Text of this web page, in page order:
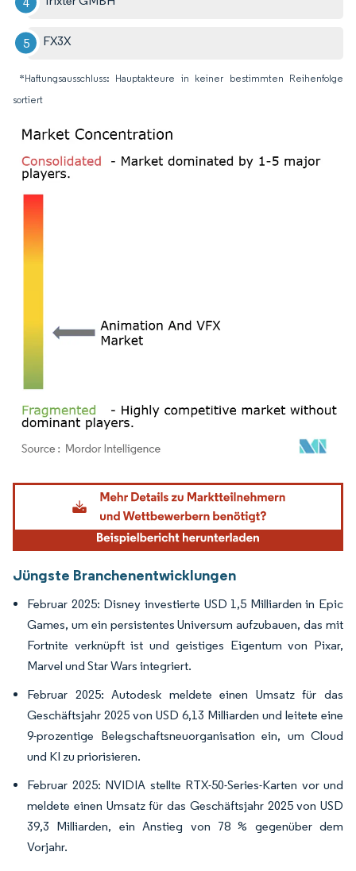
FX3X
*Haftungsausschluss: Hauptakteure in keiner bestimmten Reihenfolge
sortiert
Bild © Mordor Intelligence. Wiederverwendung erfordert Namensnennung gemäß
Jüngste Branchenentwicklungen
Februar 2025: Disney investierte USD 1,5 Milliarden in Epic
Games, um ein persistentes Universum aufzubauen, das mit
Fortnite verknüpft ist und geistiges Eigentum von Pixar,
Marvel und Star Wars integriert.
Februar 2025: Autodesk meldete einen Umsatz für das
Geschäftsjahr 2025 von USD 6,13 Milliarden und leitete eine
9-prozentige Belegschaftsneuorganisation ein, um Cloud
und KI zu priorisieren.
Februar 2025: NVIDIA stellte RTX-50-Series-Karten vor und
meldete einen Umsatz für das Geschäftsjahr 2025 von USD
39,3 Milliarden, ein Anstieg von 78 % gegenüber dem
Vorjahr.